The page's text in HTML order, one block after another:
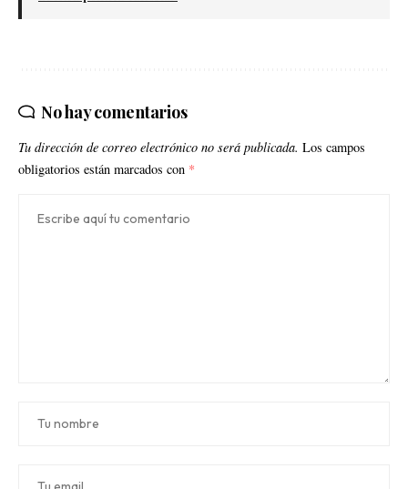
No hay comentarios
Tu dirección de correo electrónico no será publicada. Los campos
obligatorios están marcados con *